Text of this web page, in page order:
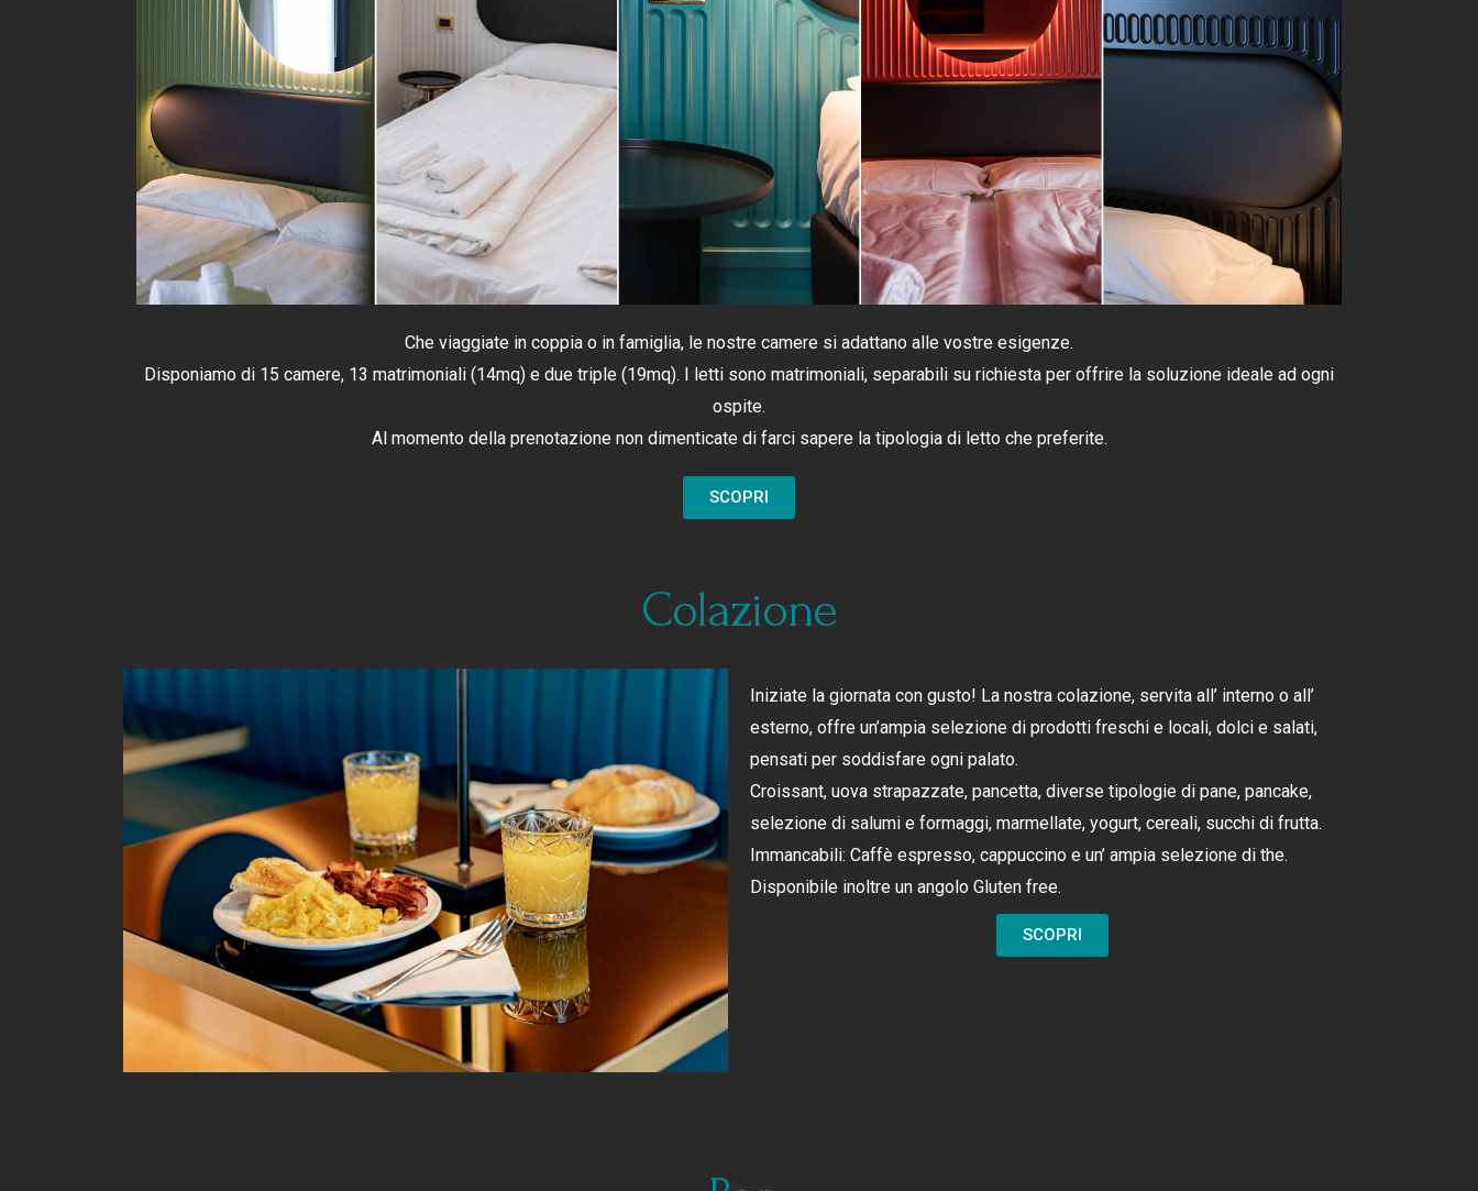
Che viaggiate in coppia o in famiglia, le nostre camere si adattano alle vostre esigenze.
Disponiamo di 15 camere, 13 matrimoniali (14mq) e due triple (19mq). I letti sono matrimoniali, separabili su richiesta per offrire la soluzione ideale ad ogni
ospite.
Al momento della prenotazione non dimenticate di farci sapere la tipologia di letto che preferite.
SCOPRI
Colazione
Iniziate la giornata con gusto! La nostra colazione, servita all’ interno o all’
esterno, offre un’ampia selezione di prodotti freschi e locali, dolci e salati,
pensati per soddisfare ogni palato.
Croissant, uova strapazzate, pancetta, diverse tipologie di pane, pancake,
selezione di salumi e formaggi, marmellate, yogurt, cereali, succhi di frutta.
Immancabili: Caffè espresso, cappuccino e un’ ampia selezione di the.
Disponibile inoltre un angolo Gluten free.
SCOPRI